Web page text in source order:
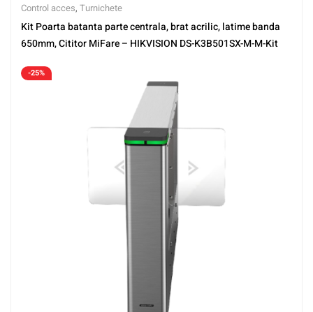
Control acces, Turnichete
Kit Poarta batanta parte centrala, brat acrilic, latime banda
650mm, Cititor MiFare – HIKVISION DS-K3B501SX-M-M-Kit
-25%